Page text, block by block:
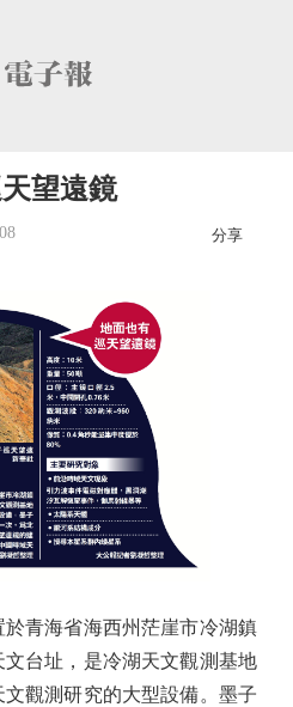
望遠鏡
分享
青海省海西州茫崖市冷湖鎮
台址，是冷湖天文觀測基地
觀測研究的大型設備。墨子